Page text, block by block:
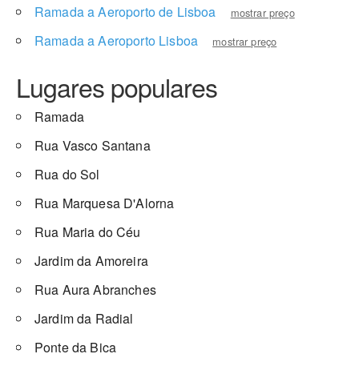
Ramada a Aeroporto de Lisboa mostrar preço
Ramada a Aeroporto Lisboa mostrar preço
Lugares populares
Ramada
Rua Vasco Santana
Rua do Sol
Rua Marquesa D'Alorna
Rua Maria do Céu
Jardim da Amoreira
Rua Aura Abranches
Jardim da Radial
Ponte da Bica